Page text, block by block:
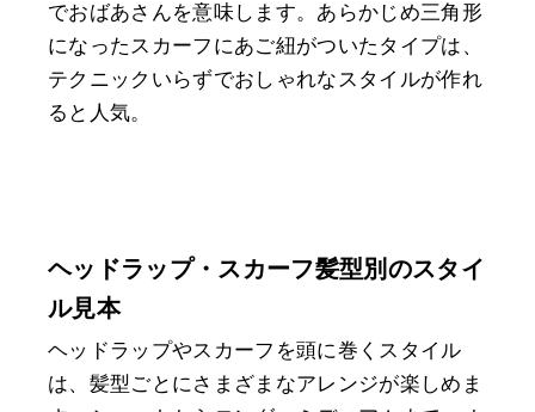
でおばあさんを意味します。あらかじめ三角形
になったスカーフにあご紐がついたタイプは、
テクニックいらずでおしゃれなスタイルが作れ
ると人気。
ヘッドラップ・スカーフ髪型別のスタイ
ル見本
ヘッドラップやスカーフを頭に巻くスタイル
は、髪型ごとにさまざまなアレンジが楽しめま